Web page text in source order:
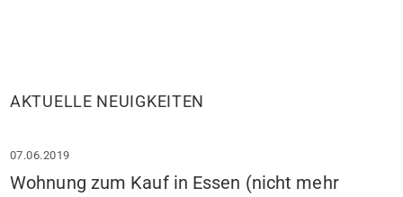
AKTUELLE NEUIGKEITEN
07.06.2019
Wohnung zum Kauf in Essen (nicht mehr